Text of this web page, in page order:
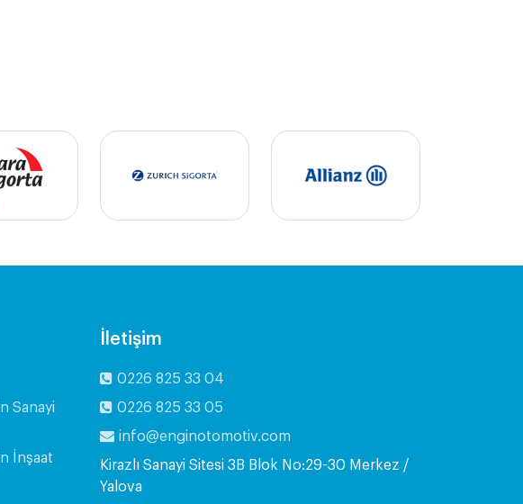
Sanayi
İnşaat
İletişim
0226 825 33 04
0226 825 33 05
info@enginotomotiv.com
Kirazlı Sanayi Sitesi 3B Blok No:29-30 Merkez /
Yalova